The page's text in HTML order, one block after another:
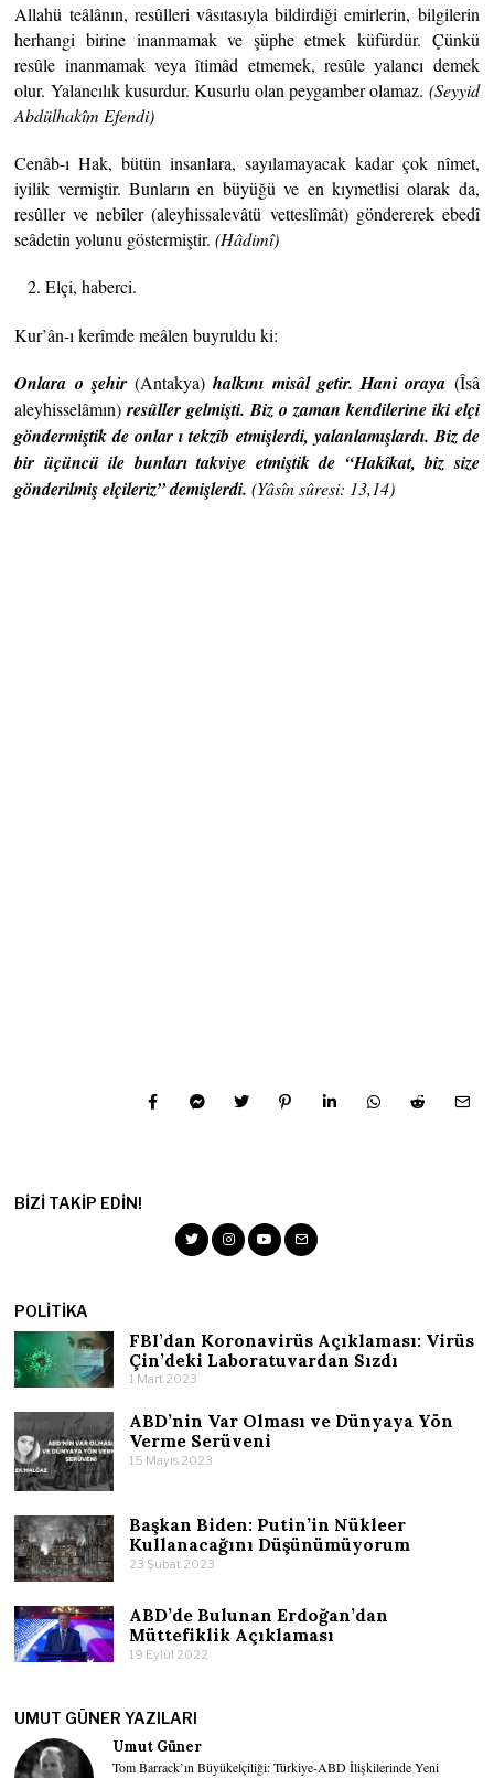
Allahü teâlânın, resûlleri vâsıtasıyla bildirdiği emirlerin, bilgilerin
herhangi birine inanmamak ve şüphe etmek küfürdür. Çünkü
resûle inanmamak veya îtimâd etmemek, resûle yalancı demek
olur. Yalancılık kusurdur. Kusurlu olan peygamber olamaz. (Seyyid
Abdülhakîm Efendi)
Cenâb-ı Hak, bütün insanlara, sayılamayacak kadar çok nîmet,
iyilik vermiştir. Bunların en büyüğü ve en kıymetlisi olarak da,
resûller ve nebîler (aleyhissalevâtü vetteslîmât) göndererek ebedî
seâdetin yolunu göstermiştir.(Hâdimî)
Elçi, haberci.
Kur’ân-ı kerîmde meâlen buyruldu ki:
Onlara o şehir(Antakya) halkını misâl getir. Hani oraya (Îsâ
aleyhisselâmın)resûller gelmişti. Biz o zaman kendilerine iki elçi
göndermiştik de onlar ı tekzîb etmişlerdi, yalanlamışlardı. Biz de
bir üçüncü ile bunları takviye etmiştik de “Hakîkat, biz size
gönderilmiş elçileriz” demişlerdi.(Yâsîn sûresi: 13,14)
BIZI TAKIP EDIN!
POLITIKA
FBI’dan Koronavirüs Açıklaması: Virüs
Çin’deki Laboratuvardan Sızdı
1 Mart 2023
ABD’nin Var Olması ve Dünyaya Yön
Verme Serüveni
15 Mayıs 2023
Başkan Biden: Putin’in Nükleer
Kullanacağını Düşünümüyorum
23 Şubat 2023
ABD’de Bulunan Erdoğan’dan
Müttefiklik Açıklaması
19 Eylül 2022
UMUT GÜNER YAZILARI
Umut Güner
Tom Barrack’ın Büyükelçiliği: Türkiye-ABD İlişkilerinde Yeni